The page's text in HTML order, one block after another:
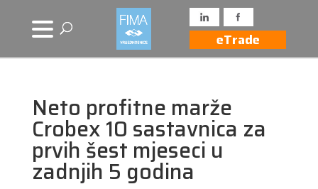
eTrade
Neto profitne marže
Crobex 10 sastavnica za
prvih šest mjeseci u
zadnjih 5 godina